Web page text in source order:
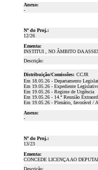
Anexo:
-
Nº do Proj.:
12/26
Ementa:
INSTITUI , NO ÂMBITO DA
Descrição:
Distribuição/Comissões: CCJR
Em 18.05.26 - Departamento
Em 19.05.26 - Expediente
Em 19.05.26 - Regime de Urgência
Em 19.05.26 - 14.ª Reunião
Em 19.05.26 - Plenário, favorável /
Anexo:
-
Nº do Proj.:
13/23
Ementa:
CONCEDE LICENÇA AO
Descrição: